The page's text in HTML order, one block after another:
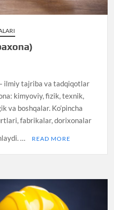
ilmiy tajriba va tadqiqotlar
kimyoviy, fizik, texnik,
va boshqalar. Ko’pincha
fabrikalar, dorixonalar
…
READ MORE